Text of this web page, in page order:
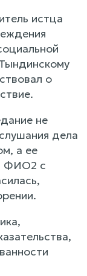
истца
о
не
дела
а ее
ФИО2 с